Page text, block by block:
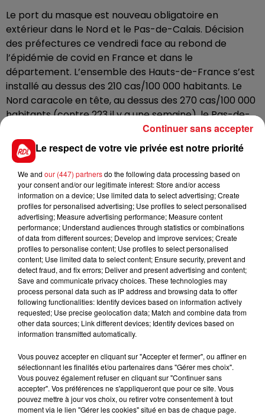
Le port du masque est nouveau obligatoire en
extérieur dans le Nord et le Pas-de-Calais. Décision
des préfectures ce vendredi face au rebond de
l’épidémie de covid en France et dans le
département. L’ensemble des Hauts-de-France s’est
installé au dessus des 210 cas/100 000 habitants. Le
Nord caracole en tête, au dessus des 270 cas/100 000
habitants (contre 223 il y a une semaine), le Pas-de-
Calais a dépassé les 200 cas/100 000. Le nombre de
malades augmente donc fortement, avec des effets
sur les structures hospitalières.
La consigne s’applique dès aujourd’hui, dans les lieux à
forte fréquentation, comme les marchés, notamment
les marchés de noël, les zones piétonnes, aux abords
des lieux de culte ou tout lieu accueillant du public. Les
cyclistes sont exemptés. Le port du masque a été
rétabli à proximité des établissements scolaires la
semaine dernière.
FIL D'ACTUS
Le respect de votre vie privée est notre priorité
We and our (447) partnersdo the following data processing based on
your consent and/or our legitimate interest: Store and/or access
information on a device; Use limited data to select advertising; Create
profiles for personalised advertising; Use profiles to select personalised
advertising; Measure advertising performance; Measure content
performance; Understand audiences through statistics or combinations
of data from different sources; Develop and improve services; Create
profiles to personalise content; Use profiles to select personalised
content; Use limited data to select content; Ensure security, prevent and
detect fraud, and fix errors; Deliver and present advertising and content;
Save and communicate privacy choices. These technologies may
process personal data such as IP address and browsing data to offer
following functionalities: Identify devices based on information actively
requested; Use precise geolocation data; Match and combine data from
other data sources; Link different devices; Identify devices based on
information transmitted automatically.
Vous pouvez accepter en cliquant sur "Accepter et fermer", ou affiner en
sélectionnant les finalités et/ou partenaires dans "Gérer mes choix".
Vous pouvez également refuser en cliquant sur "Continuer sans
accepter". Vos préférences ne s'appliqueront que pour ce site. Vous
pouvez mettre à jour vos choix, ou retirer votre consentement à tout
moment via le lien "Gérer les cookies" situé en bas de chaque page.
Continuer sans accepter